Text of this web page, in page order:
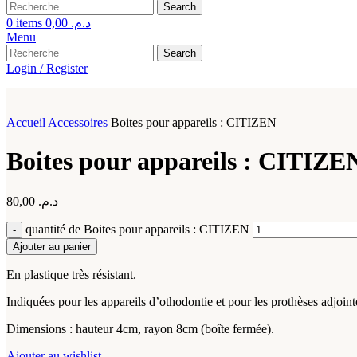
Search
0 items د.م.
Menu
Search
Login / Register
Accueil Accessoires Boites pour appareils : CITIZEN
Boites pour appareils :
د.م.
quantité de Boites pour appareils : CITIZEN
Ajouter au panier
En plastique très résistant.
Indiquées pour les appareils d’othodontie et pour les prothèses
Dimensions : hauteur 4cm, rayon 8cm (boîte fermée).